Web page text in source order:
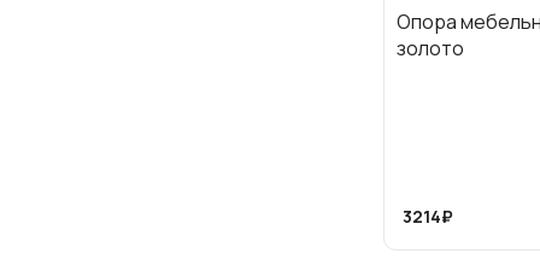
Опора
золото
3214₽